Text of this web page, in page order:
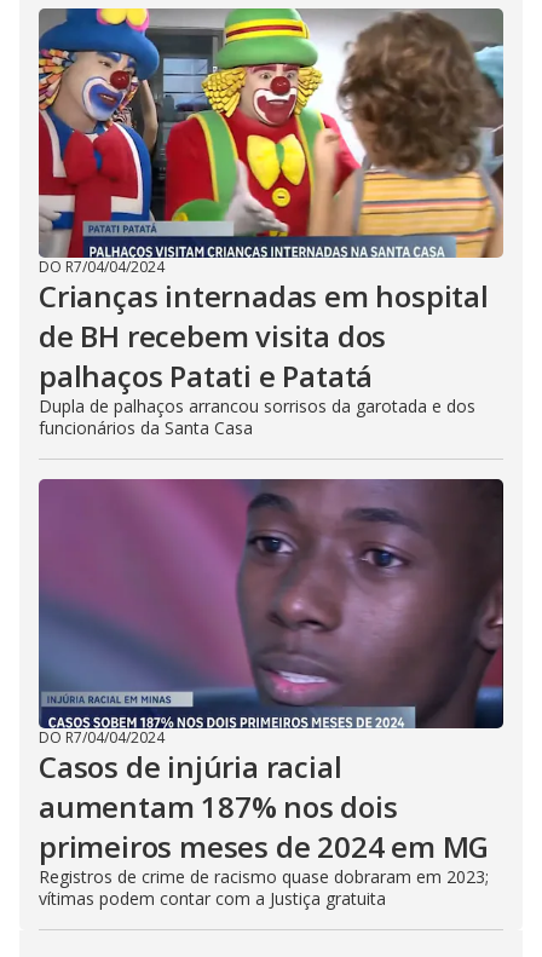
DO R7/04/04/2024
Crianças internadas em hospital
de BH recebem visita dos
palhaços Patati e Patatá
Dupla de palhaços arrancou sorrisos da garotada e dos
funcionários da Santa Casa
DO R7/04/04/2024
Casos de injúria racial
aumentam 187% nos dois
primeiros meses de 2024 em MG
Registros de crime de racismo quase dobraram em 2023;
vítimas podem contar com a Justiça gratuita